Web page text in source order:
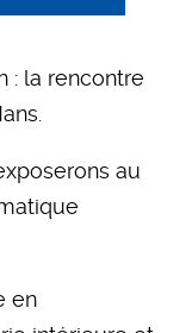
: la rencontre
au
en